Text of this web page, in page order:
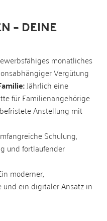
– DEINE
monatliches
Vergütung
Jährlich eine
für Familienangehörige
Anstellung mit
Schulung,
und fortlaufender
moderner,
ein digitaler Ansatz in